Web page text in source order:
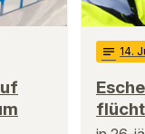
notes 14.